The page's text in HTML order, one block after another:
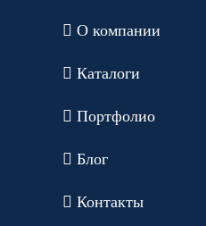
О компании
Каталоги
Портфолио
Блог
Контакты